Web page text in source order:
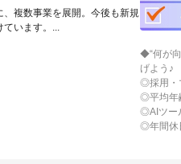
複数事業を展開。今後も新規
います。...
◆“何が
げよう♪
◎採用・
◎平均年
◎AIツー
◎年間休